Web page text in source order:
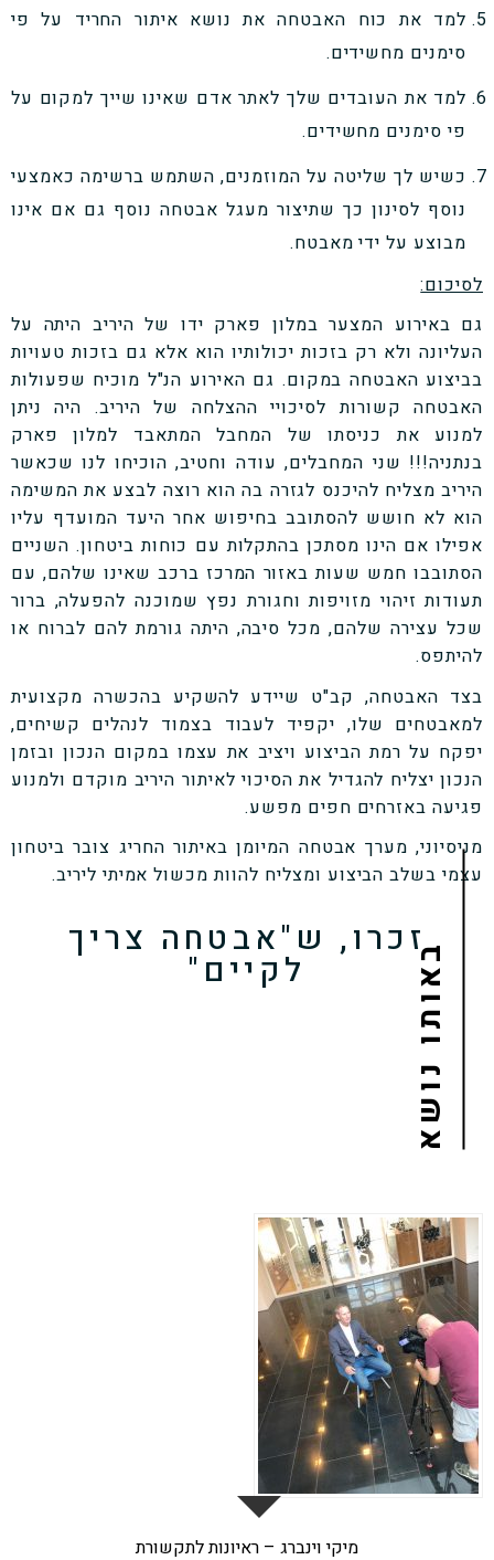
למד את כוח האבטחה את נושא איתור החריד על פי
סימנים מחשידים.
למד את העובדים שלך לאתר אדם שאינו שייך למקום על
פי סימנים מחשידים.
כשיש לך שליטה על המוזמנים, השתמש ברשימה כאמצעי
נוסף לסינון כך שתיצור מעגל אבטחה נוסף גם אם אינו
מבוצע על ידי מאבטח.
לסיכום:
גם באירוע המצער במלון פארק ידו של היריב היתה על
העליונה ולא רק בזכות יכולותיו הוא אלא גם בזכות טעויות
בביצוע האבטחה במקום. גם האירוע הנ"ל מוכיח שפעולות
האבטחה קשורות לסיכויי ההצלחה של היריב. היה ניתן
למנוע את כניסתו של המחבל המתאבד למלון פארק
בנתניה!!! שני המחבלים, עודה וחטיב, הוכיחו לנו שכאשר
היריב מצליח להיכנס לגזרה בה הוא רוצה לבצע את המשימה
הוא לא חושש להסתובב בחיפוש אחר היעד המועדף עליו
אפילו אם הינו מסתכן בהתקלות עם כוחות ביטחון. השניים
הסתובבו חמש שעות באזור המרכז ברכב שאינו שלהם, עם
תעודות זיהוי מזויפות וחגורת נפץ שמוכנה להפעלה, ברור
שכל עצירה שלהם, מכל סיבה, היתה גורמת להם לברוח או
להיתפס.
בצד האבטחה, קב"ט שיידע להשקיע בהכשרה מקצועית
למאבטחים שלו, יקפיד לעבוד בצמוד לנהלים קשיחים,
יפקח על רמת הביצוע ויציב את עצמו במקום הנכון ובזמן
הנכון יצליח להגדיל את הסיכוי לאיתור היריב מוקדם ולמנוע
פגיעה באזרחים חפים מפשע.
מניסיוני, מערך אבטחה המיומן באיתור החריג צובר ביטחון
עצמי בשלב הביצוע ומצליח להוות מכשול אמיתי ליריב.
זכרו, ש"אבטחה צריך
לקיים" באותו נושא
מיקי וינברג – ראיונות לתקשורת